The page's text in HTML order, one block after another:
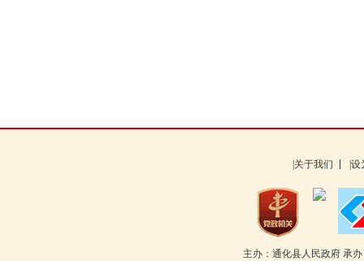
|关于我们 |
主办：通化县人民政府 承